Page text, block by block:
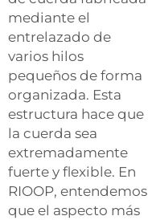
mediante el
entrelazado de
varios hilos
pequeños de forma
organizada. Esta
estructura hace que
la cuerda sea
extremadamente
fuerte y flexible. En
RIOOP, entendemos
que el aspecto más